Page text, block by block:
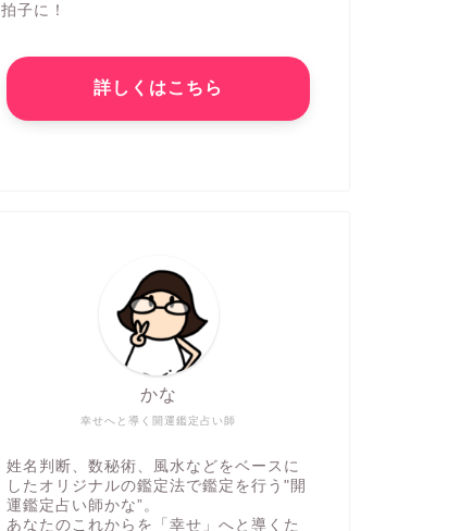
拍子に！
詳しくはこちら
幸せへと導く開運鑑定占い師
かな
姓名判断、数秘術、風水などをベースに
したオリジナルの鑑定法で鑑定を行う"開
運鑑定占い師かな”。
あなたのこれからを「幸せ」へと導くた